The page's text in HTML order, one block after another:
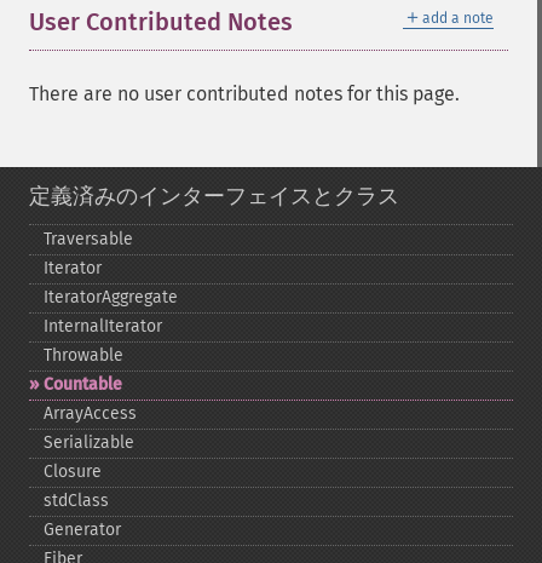
＋ add a note
User Contributed Notes
There are no user contributed notes for this page.
定義済みのインターフェイスとクラス
Traversable
Iterator
IteratorAggregate
InternalIterator
Throwable
Countable
ArrayAccess
Serializable
Closure
stdClass
Generator
Fiber